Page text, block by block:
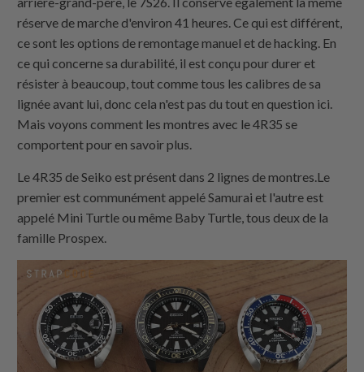
réserve de marche d'environ 41 heures. Ce qui est différent,
ce sont les options de remontage manuel et de hacking. En
ce qui concerne sa durabilité, il est conçu pour durer et
résister à beaucoup, tout comme tous les calibres de sa
lignée avant lui, donc cela n'est pas du tout en question ici.
Mais voyons comment les montres avec le 4R35 se
comportent pour en savoir plus.
Le 4R35 de Seiko est présent dans 2 lignes de montres.Le
premier est communément appelé Samurai et l'autre est
appelé Mini Turtle ou même Baby Turtle, tous deux de la
famille Prospex.